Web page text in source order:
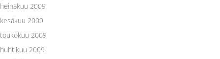
heinäkuu 2009
kesäkuu 2009
toukokuu 2009
huhtikuu 2009